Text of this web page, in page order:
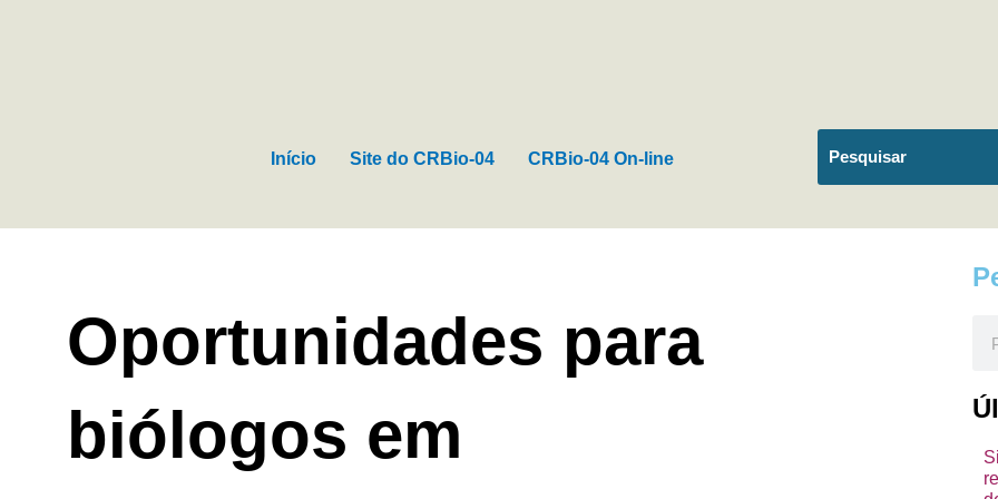
Início Site do CRBio-04 CRBio-04 On-line
Oportunidades para
biólogos em